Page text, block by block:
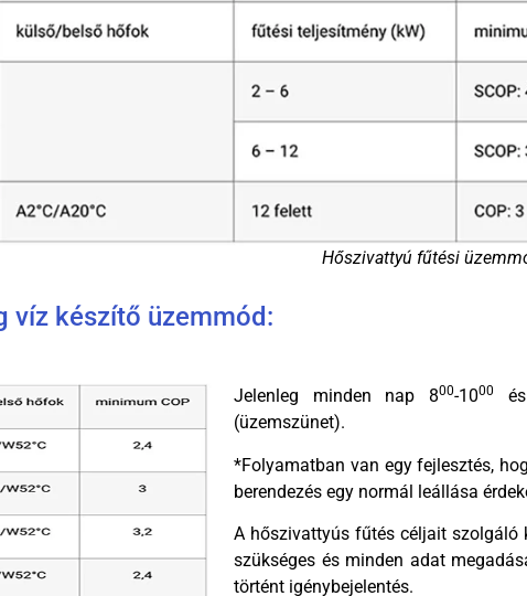
Hőszivattyú fűtési
víz készítő üzemmód:
Jelenleg minden nap 800-1000
(üzemszünet).
*Folyamatban van egy fejlesztés,
berendezés egy normál leállása
A hőszivattyús fűtés céljait szolgáló
szükséges és minden adat
történt igénybejelentés.